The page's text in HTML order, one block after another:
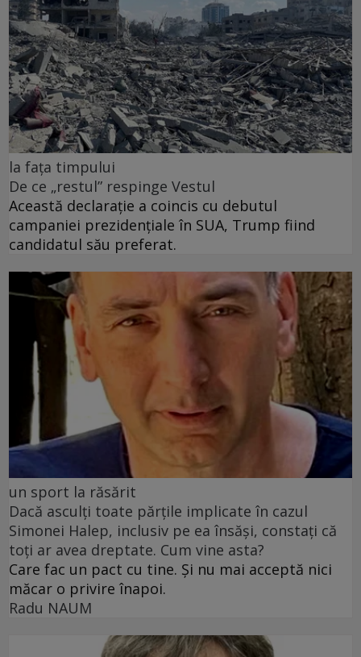
la fața timpului
De ce „restul” respinge Vestul
Această declarație a coincis cu debutul
campaniei prezidențiale în SUA, Trump fiind
candidatul său preferat.
un sport la răsărit
Dacă asculți toate părțile implicate în cazul
Simonei Halep, inclusiv pe ea însăși, constați că
toți ar avea dreptate. Cum vine asta?
Care fac un pact cu tine. Și nu mai acceptă nici
măcar o privire înapoi.
Radu NAUM